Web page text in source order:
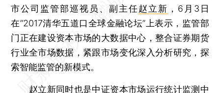
市公司监管部巡视员、副主任赵立新 ，6月3日
在“2017清华五道口全球金融论坛”上表示，监管部
门正在建设资本市场的大数据中心，整合证券期货
行业全市场数据，紧跟市场变化深入分析研究，探
索智能监管的新模式。
赵立新同时也是中证资本市场运行统计监测中